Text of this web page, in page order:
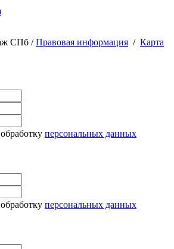
СПб /Правовая информация / Карта
персональных данных
персональных данных